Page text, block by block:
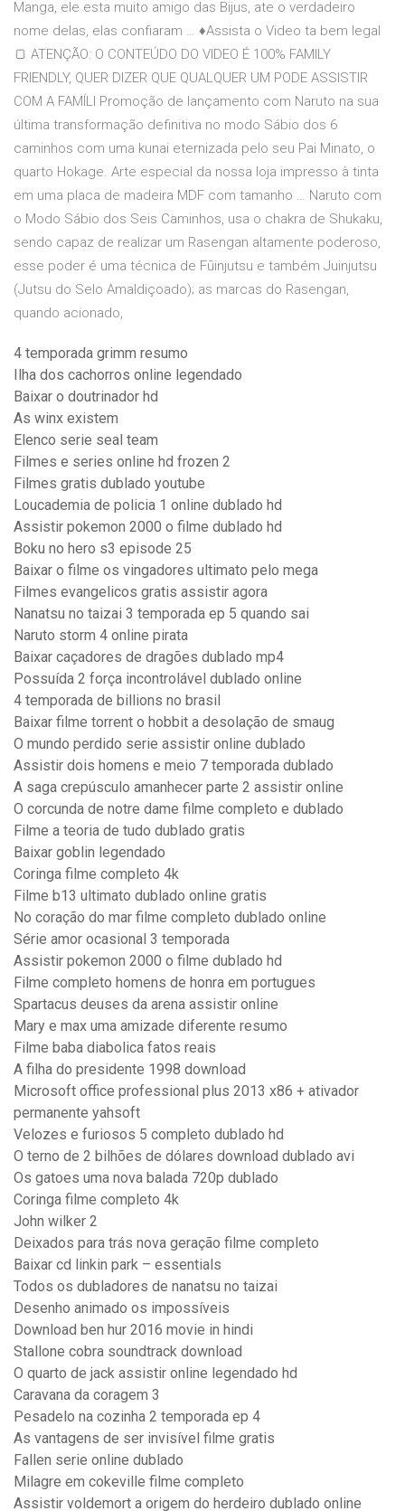
Manga, ele esta muito amigo das Bijus, ate o verdadeiro
nome delas, elas confiaram … ♦Assista o Video ta bem legal
🍞 ATENÇÃO: O CONTEÚDO DO VIDEO É 100% FAMILY
FRIENDLY, QUER DIZER QUE QUALQUER UM PODE ASSISTIR
COM A FAMÍLI Promoção de lançamento com Naruto na sua
última transformação definitiva no modo Sábio dos 6
caminhos com uma kunai eternizada pelo seu Pai Minato, o
quarto Hokage. Arte especial da nossa loja impresso à tinta
em uma placa de madeira MDF com tamanho … Naruto com
o Modo Sábio dos Seis Caminhos, usa o chakra de Shukaku,
sendo capaz de realizar um Rasengan altamente poderoso,
esse poder é uma técnica de Fūinjutsu e também Juinjutsu
(Jutsu do Selo Amaldiçoado); as marcas do Rasengan,
quando acionado,
4 temporada grimm resumo
Ilha dos cachorros online legendado
Baixar o doutrinador hd
As winx existem
Elenco serie seal team
Filmes e series online hd frozen 2
Filmes gratis dublado youtube
Loucademia de policia 1 online dublado hd
Assistir pokemon 2000 o filme dublado hd
Boku no hero s3 episode 25
Baixar o filme os vingadores ultimato pelo mega
Filmes evangelicos gratis assistir agora
Nanatsu no taizai 3 temporada ep 5 quando sai
Naruto storm 4 online pirata
Baixar caçadores de dragões dublado mp4
Possuída 2 força incontrolável dublado online
4 temporada de billions no brasil
Baixar filme torrent o hobbit a desolação de smaug
O mundo perdido serie assistir online dublado
Assistir dois homens e meio 7 temporada dublado
A saga crepúsculo amanhecer parte 2 assistir online
O corcunda de notre dame filme completo e dublado
Filme a teoria de tudo dublado gratis
Baixar goblin legendado
Coringa filme completo 4k
Filme b13 ultimato dublado online gratis
No coração do mar filme completo dublado online
Série amor ocasional 3 temporada
Assistir pokemon 2000 o filme dublado hd
Filme completo homens de honra em portugues
Spartacus deuses da arena assistir online
Mary e max uma amizade diferente resumo
Filme baba diabolica fatos reais
A filha do presidente 1998 download
Microsoft office professional plus 2013 x86 + ativador
permanente yahsoft
Velozes e furiosos 5 completo dublado hd
O terno de 2 bilhões de dólares download dublado avi
Os gatoes uma nova balada 720p dublado
Coringa filme completo 4k
John wilker 2
Deixados para trás nova geração filme completo
Baixar cd linkin park – essentials
Todos os dubladores de nanatsu no taizai
Desenho animado os impossíveis
Download ben hur 2016 movie in hindi
Stallone cobra soundtrack download
O quarto de jack assistir online legendado hd
Caravana da coragem 3
Pesadelo na cozinha 2 temporada ep 4
As vantagens de ser invisível filme gratis
Fallen serie online dublado
Milagre em cokeville filme completo
Assistir voldemort a origem do herdeiro dublado online